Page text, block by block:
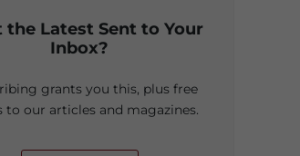
the Latest Sent to Your
Inbox?
grants you this, plus free
to our articles and magazines.